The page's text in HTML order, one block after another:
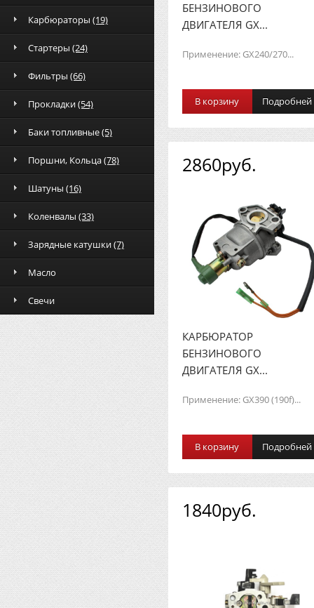
Карбюраторы (19)
Стартеры (24)
Фильтры (66)
Прокладки(54)
Баки топливные(5)
Поршни, Кольца(78)
Шатуны (16)
Коленвалы (33)
Зарядные катушки(7)
Масло
Свечи
БЕНЗИНОВОГО
ДВИГАТЕЛЯ GX...
Применение: GX240/270...
В корзину Подробней
2860руб.
КАРБЮРАТОР
БЕНЗИНОВОГО
ДВИГАТЕЛЯ GX...
Применение: GX390 (190f)...
В корзину Подробней
1840руб.